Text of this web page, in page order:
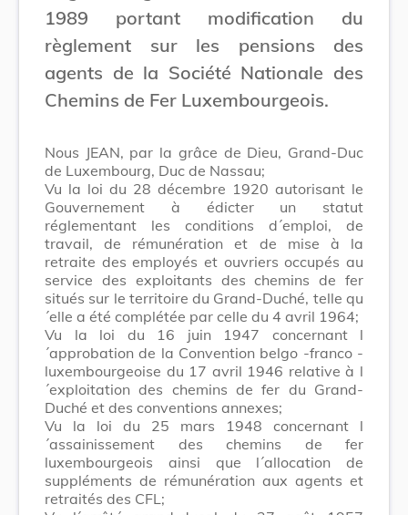
1989 portant modification du
règlement sur les pensions des
agents de la Société Nationale des
Chemins de Fer Luxembourgeois.
Nous JEAN, par la grâce de Dieu, Grand-Duc
de Luxembourg, Duc de Nassau;
Vu la loi du 28 décembre 1920 autorisant le
Gouvernement à édicter un statut
réglementant les conditions d´emploi, de
travail, de rémunération et de mise à la
retraite des employés et ouvriers occupés au
service des exploitants des chemins de fer
situés sur le territoire du Grand-Duché, telle qu
´elle a été complétée par celle du 4 avril 1964;
Vu la loi du 16 juin 1947 concernant l
´approbation de la Convention belgo -franco -
luxembourgeoise du 17 avril 1946 relative à l
´exploitation des chemins de fer du Grand-
Duché et des conventions annexes;
Vu la loi du 25 mars 1948 concernant l
´assainissement des chemins de fer
luxembourgeois ainsi que l´allocation de
suppléments de rémunération aux agents et
retraités des CFL;